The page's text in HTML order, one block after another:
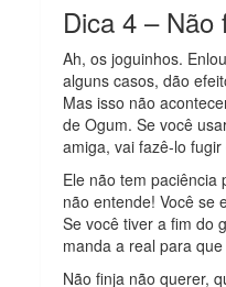
Dica 4 – Não
Ah, os joguinhos.
alguns casos, dão
Mas isso não
de Ogum. Se você
amiga, vai fazê-lo
Ele não tem paciência
não entende! Você se
Se você tiver a fim do
manda a real para
Não finja não querer,